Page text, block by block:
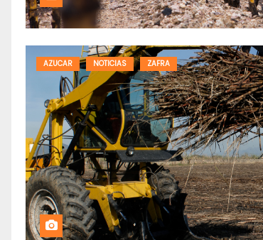
AZUCAR NOTICIAS ZAFRA